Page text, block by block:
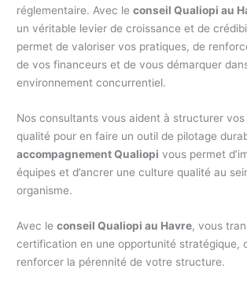
réglementaire. Avec leconseil Qualiopi au
un véritable levier de croissance et de
permet de valoriser vos pratiques, de
de vos financeurs et de vous démarquer
environnement concurrentiel.
Nos consultants vous aident à structurer
qualité pour en faire un outil de pilotage
accompagnement Qualiopi vous permet
équipes et d’ancrer une culture qualité au
organisme.
Avec leconseil Qualiopi au Havre, vous
certification en une opportunité stratégique,
renforcer la pérennité de votre structure.